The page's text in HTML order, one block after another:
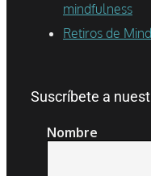
mindfulness
Retiros de
Suscríbete a
Nombre